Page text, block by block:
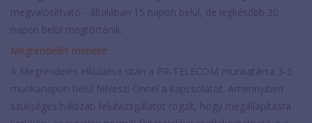
Megrendelés menete: